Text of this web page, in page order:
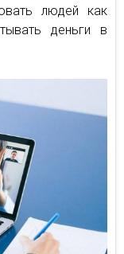
людей как
деньги в